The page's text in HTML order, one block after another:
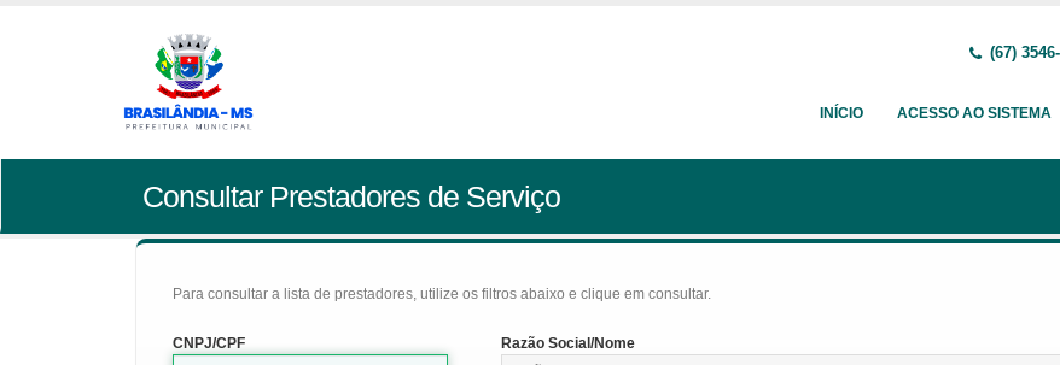
(67)
INÍCIO ACESSO AO SISTEMA
Consultar Prestadores de Serviço
Para consultar a lista de prestadores, utilize os filtros abaixo e clique em consultar.
CNPJ/CPF Razão Social/Nome